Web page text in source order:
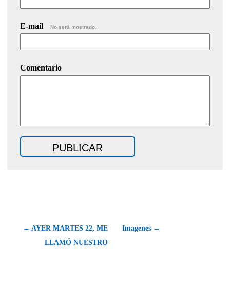
E-mail No será mostrado.
Comentario
← AYER MARTES 22, ME
LLAMÓ NUESTRO
Imagenes →